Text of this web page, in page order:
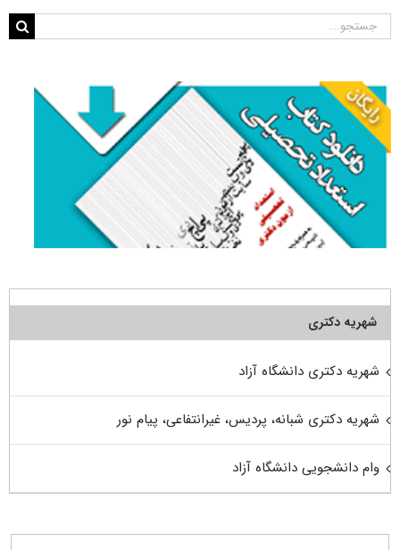
جستجو
شهریه دکتری
شهریه دکتری دانشگاه آزاد
شهریه دکتری شبانه، پردیس، غیرانتفاعی، پیام نور
وام دانشجویی دانشگاه آزاد